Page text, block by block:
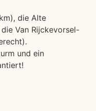
die Alte
Van Rijckevorsel-
und ein